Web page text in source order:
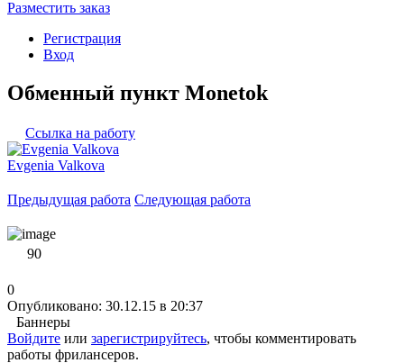
Разместить заказ
Регистрация
Вход
Обменный пункт Monetok
Ссылка на работу
Evgenia Valkova
Предыдущая работа Следующая работа
90
0
Опубликовано: 30.12.15 в 20:37
Баннеры
Войдите или зарегистрируйтесь, чтобы комментировать
работы фрилансеров.